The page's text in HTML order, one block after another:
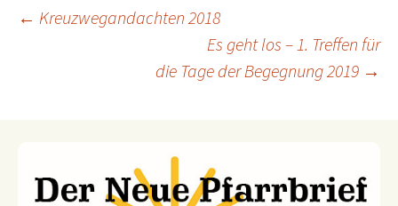
Beitragsnavigation
← Kreuzwegandachten 2018
Es geht los – 1. Treffen für
die Tage der Begegnung 2019 →